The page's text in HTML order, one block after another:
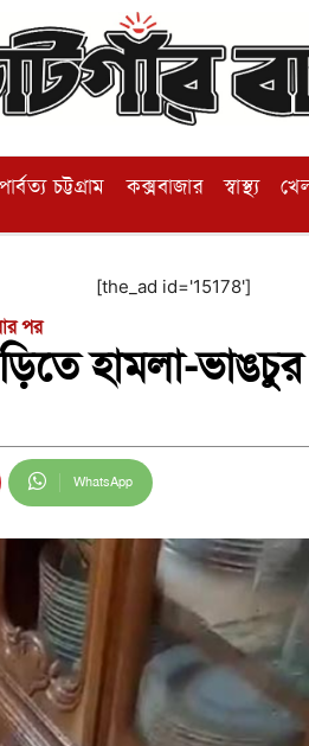
চট্টগ্রাম কক্সবাজার স্বাস্থ্য
[the_ad id='15178']
পর
হামলা-ভাঙচুর
WhatsApp